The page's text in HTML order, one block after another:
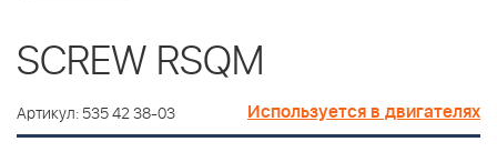
SCREW RSQM
Артикул: 535 42 38-03 Используется в двигателях